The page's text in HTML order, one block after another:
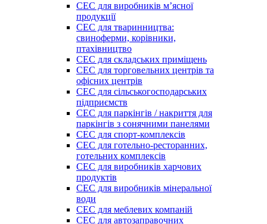
СЕС для виробників мʼясної
продукції
СЕС для тваринництва:
свиноферми, корівники,
птахівництво
СЕС для складських приміщень
СЕС для торговельних центрів та
офісних центрів
СЕС для сільськогосподарських
підприємств
СЕС для паркінгів / накриття для
паркінгів з сонячними панелями
СЕС для спорт-комплексів
СЕС для готельно-ресторанних,
готельних комплексів
СЕС для виробників харчових
продуктів
СЕС для виробників мінеральної
води
СЕС для меблевих компаній
СЕС для автозаправочних